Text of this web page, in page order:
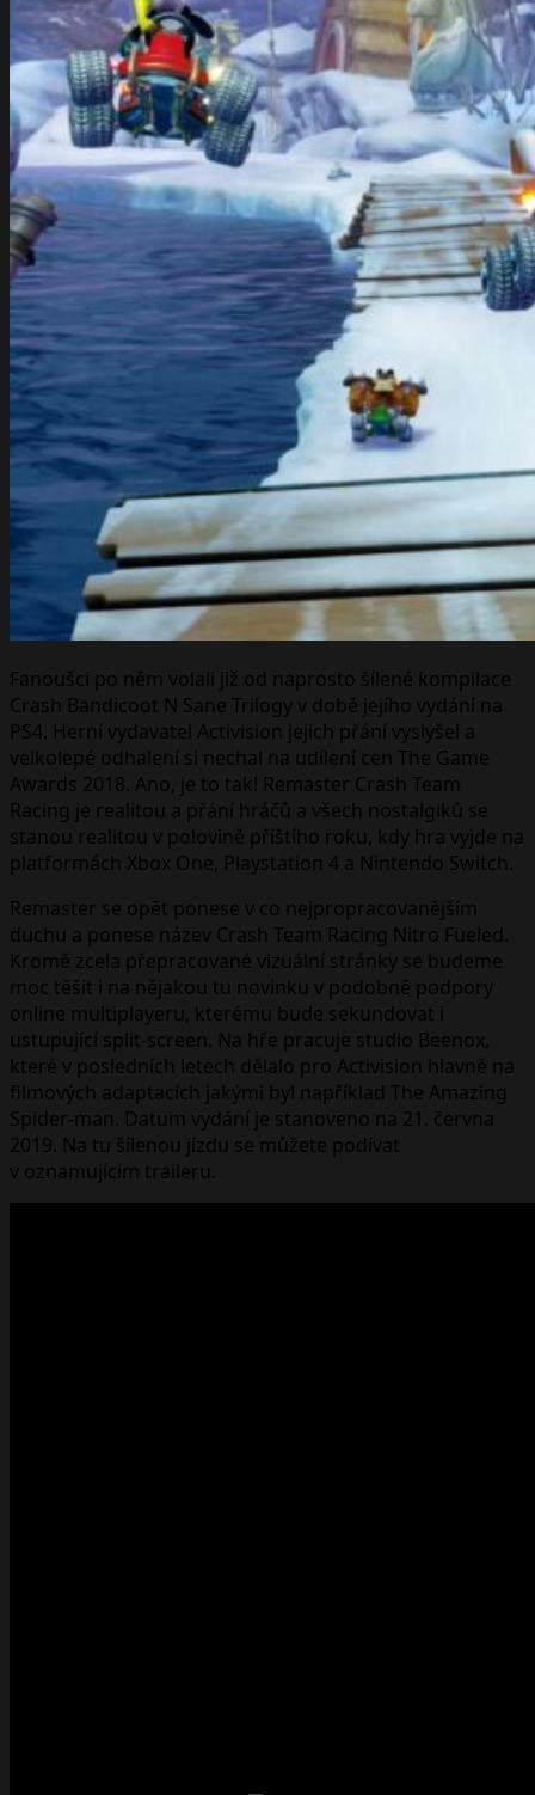
Fanoušci po něm volali již od naprosto šílené kompilace
Crash Bandicoot N Sane Trilogy v době jejího vydání na
PS4. Herní vydavatel Activision jejich přání vyslyšel a
velkolepé odhalení si nechal na udílení cen The Game
Awards 2018. Ano, je to tak! Remaster Crash Team
Racing je realitou a přání hráčů a všech nostalgiků se
stanou realitou v polovině příštího roku, kdy hra vyjde na
platformách Xbox One, Playstation 4 a Nintendo Switch.
Remaster se opět ponese v co nejpropracovanějším
duchu a ponese název Crash Team Racing Nitro Fueled.
Kromě zcela přepracované vizuální stránky se budeme
moc těšit i na nějakou tu novinku v podobně podpory
online multiplayeru, kterému bude sekundovat i
ustupující split-screen. Na hře pracuje studio Beenox,
které v posledních letech dělalo pro Activision hlavně na
filmových adaptacích jakými byl například The Amazing
Spider-man. Datum vydání je stanoveno na 21. června
2019. Na tu šílenou jízdu se můžete podívat
v oznamujícím traileru.